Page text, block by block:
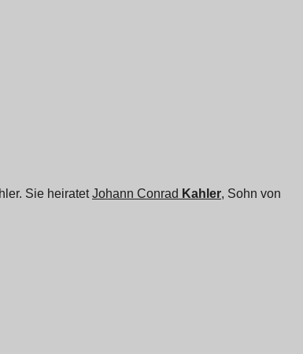
Sie heiratetJohann Conrad Kahler, Sohn von